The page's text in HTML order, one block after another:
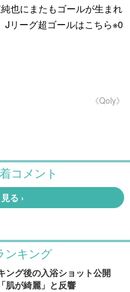
也にまたもゴールが生まれ
Jリーグ超ゴールはこちら※0
《Qoly》
ンキング
ング後の入浴ショット公開
肌が綺麗」と反響